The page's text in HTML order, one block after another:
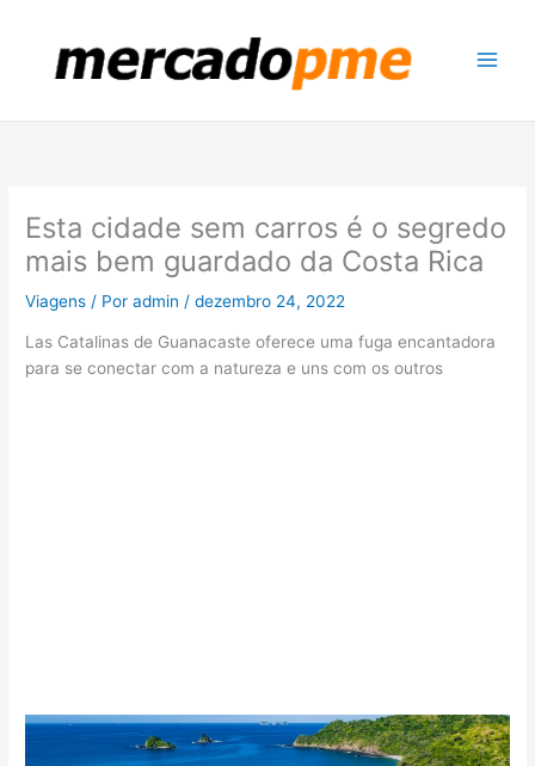
Esta cidade sem carros é o segredo
mais bem guardado da Costa Rica
Viagens / Poradmin /dezembro 24, 2022
Las Catalinas de Guanacaste oferece uma fuga encantadora
para se conectar com a natureza e uns com os outros